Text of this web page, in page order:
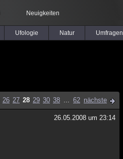
Neuigkeiten
Ufologie Natur Umfragen
26 27 28 29 30 38 ... 62 nächste
26.05.2008 um 23:14